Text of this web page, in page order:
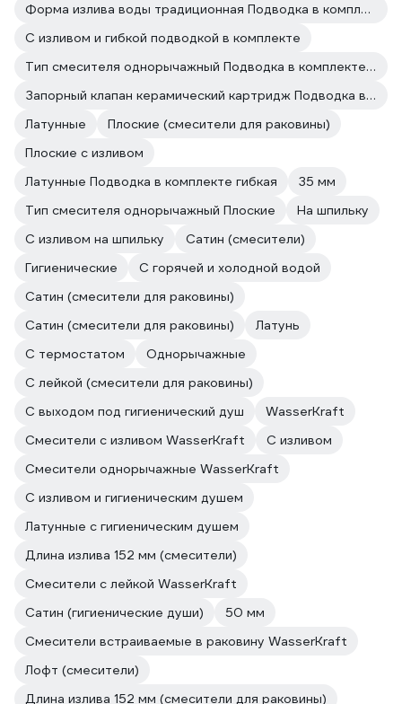
Форма излива воды традиционная Подводка в комплекте гибкая
С изливом и гибкой подводкой в комплекте
Тип смесителя однорычажный Подводка в комплекте гибкая
Запорный клапан керамический картридж Подводка в комплекте гибкая
Латунные
Плоские (смесители для раковины)
Плоские с изливом
Латунные Подводка в комплекте гибкая
35 мм
Тип смесителя однорычажный Плоские
На шпильку
С изливом на шпильку
Сатин (смесители)
Гигиенические
C горячей и холодной водой
Сатин (смесители для раковины)
Сатин (смесители для раковины)
Латунь
С термостатом
Однорычажные
С лейкой (смесители для раковины)
С выходом под гигиенический душ
WasserKraft
Смесители с изливом WasserKraft
С изливом
Смесители однорычажные WasserKraft
С изливом и гигиеническим душем
Латунные с гигиеническим душем
Длина излива 152 мм (смесители)
Смесители с лейкой WasserKraft
Сатин (гигиенические души)
50 мм
Смесители встраиваемые в раковину WasserKraft
Лофт (смесители)
Длина излива 152 мм (смесители для раковины)